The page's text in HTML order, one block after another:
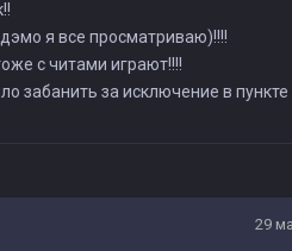
я все просматриваю)!!!!
с читами играют!!!!
забанить за исключение в пункте
29